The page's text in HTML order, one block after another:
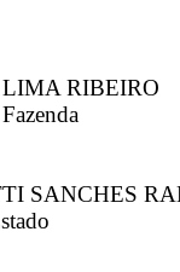
RIBEIRO
SANCHES